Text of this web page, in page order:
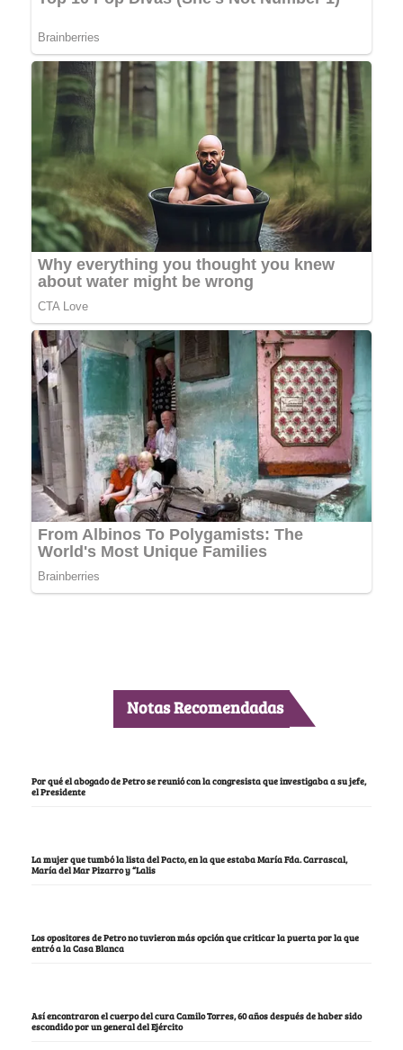
Notas Recomendadas
Por qué el abogado de Petro se reunió con la congresista que investigaba a su jefe,
el Presidente
La mujer que tumbó la lista del Pacto, en la que estaba María Fda. Carrascal,
María del Mar Pizarro y “Lalis
Los opositores de Petro no tuvieron más opción que criticar la puerta por la que
entró a la Casa Blanca
Así encontraron el cuerpo del cura Camilo Torres, 60 años después de haber sido
escondido por un general del Ejército